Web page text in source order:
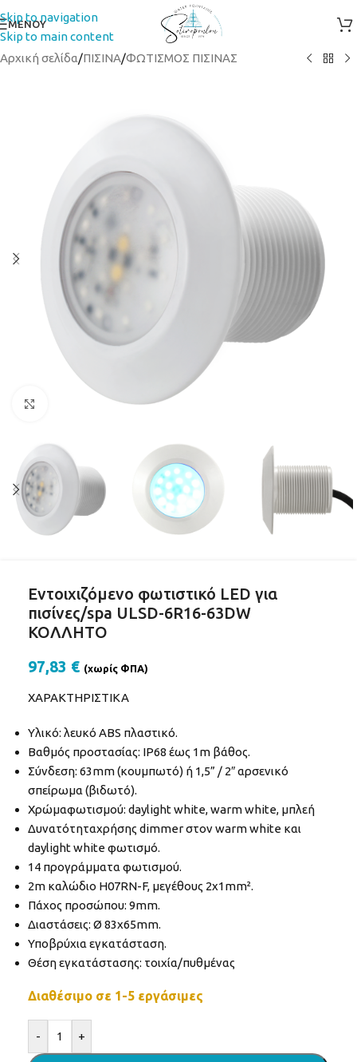
Skip to navigation
Skip to main content
ΜΕΝΟΥ
Αρχική σελίδα/ΠΙΣΙΝΑ/ΦΩΤΙΣΜΟΣ ΠΙΣΙΝΑΣ
Click to enlarge
Εντοιχιζόμενο φωτιστικό LED για
πισίνες/spa ULSD-6R16-63DW
ΚΟΛΛΗΤΟ
97,83 € (χωρίς ΦΠΑ)
ΧΑΡΑΚΤΗΡΙΣΤΙΚΑ
Υλικό: λευκό ABS πλαστικό.
Βαθμός προστασίας: IP68 έως 1m βάθος.
Σύνδεση: 63mm (κουμπωτό) ή 1,5” / 2″ αρσενικό
σπείρωμα (βιδωτό).
Χρώμαφωτισμού: daylight white, warm white, μπλεή
Δυνατότηταχρήσης dimmer στον warm white και
daylight white φωτισμό.
14 προγράμματα φωτισμού.
2m καλώδιο H07RN-F, μεγέθους 2x1mm².
Πάχος προσώπου: 9mm.
Διαστάσεις: Ø 83x65mm.
Υποβρύχια εγκατάσταση.
Θέση εγκατάστασης: τοιχία/πυθμένας
Διαθέσιμο σε 1-5 εργάσιμες
- +